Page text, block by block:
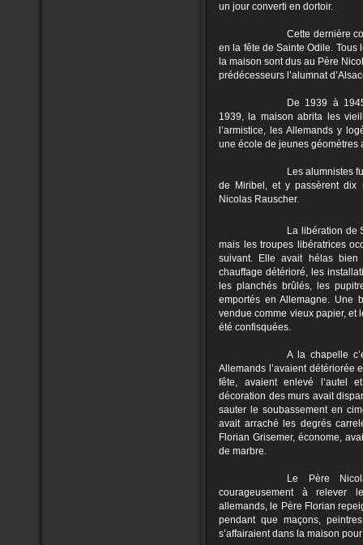
un jour converti en dortoir.
Cette dernière
en la fête de Sainte Odile. Tous
la maison sont dus au Père
prédécesseurs l’alumnat
De 1939 à
1939, la maison abrita les
l’armistice, les Allemands y
une école de jeunes géomètres
Les alumnistes
de Miribel, et y passèrent dix
Nicolas Rauscher.
La libération de
mais les troupes libératrices
suivant. Elle avait hélas bien
chauffage détérioré, les
les planchés brûlés, les
emportés en Allemagne. Une
vendue comme vieux papier, et
été confisquées.
A la chapelle
Allemands l’avaient détériorée
fête, avaient enlevé l’autel
décoration des murs avait
sauter le soubassement en
avait arraché les degrés
Florian Grisemer, économe,
de marbre.
Le Père
courageusement à relever
allemands, le Père Florian
pendant que maçons,
s’affairaient dans la maison